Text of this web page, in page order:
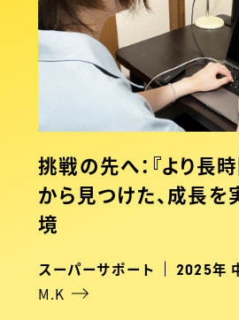
挑戦の先へ：『より長
から見つけた、成長を
境
スーパーサポート 2025年
M.K